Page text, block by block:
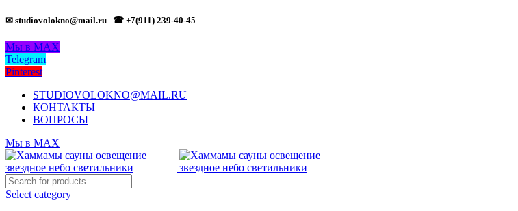
✉ studiovolokno@mail.ru ☎ +7(911) 239-40-45
Мы в MAX
Telegram
Pinterest
STUDIOVOLOKNO@MAIL.RU
КОНТАКТЫ
ВОПРОСЫ
Мы в MAX
Select category